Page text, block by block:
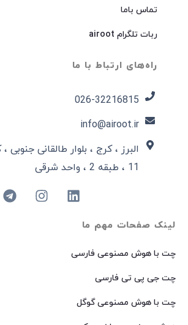
لینک صفحات مهم ما
چت با هوش مصنوعی فارسی
چت جی پی تی فارسی
چت با هوش مصنوعی گوگل
تماس باما
ربات تلگرام airoot
راه‌های ارتباط با ما
026-32216815​
info@airoot.ir
البرز ، کرج ، بلوار طالقانی جنوبی
11 ، طبقه 2 ، واحد شرقی